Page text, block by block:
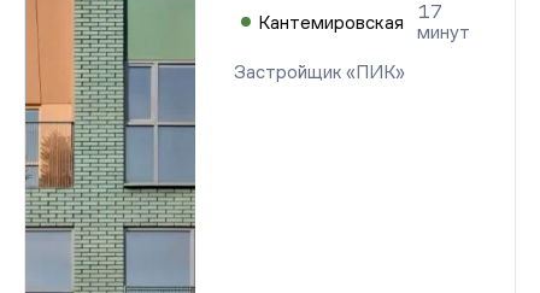
Кантемировская
17
минут
Застройщик «ПИК»